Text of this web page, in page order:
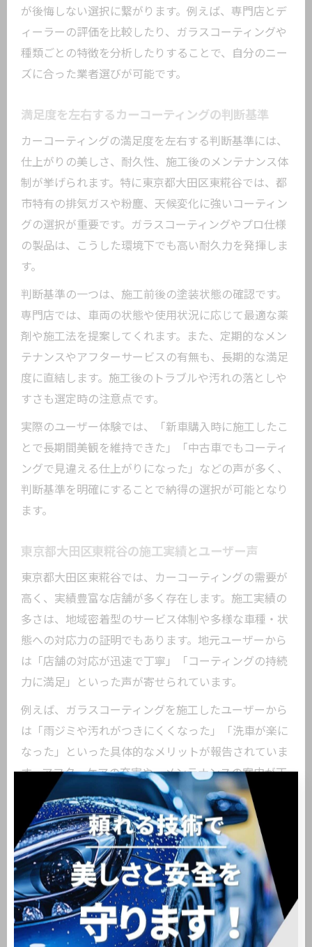
が後悔しない選択に繋がります。例えば、専門店とデ
ィーラーの評価を比較したり、ガラスコーティングや
種類ごとの特徴を分析したりすることで、自分のニー
ズに合った業者選びが可能です。
満足度を左右するカーコーティングの判断基準
カーコーティングの満足度を左右する判断基準には、
仕上がりの美しさ、耐久性、施工後のメンテナンス体
制が挙げられます。特に東京都大田区東糀谷では、都
市特有の排気ガスや粉塵、天候変化に強いコーティン
グの選択が重要です。ガラスコーティングやプロ仕様
の製品は、こうした環境下でも高い耐久力を発揮しま
す。
判断基準の一つは、施工前後の塗装状態の確認です。
専門店では、車両の状態や使用状況に応じて最適な薬
剤や施工法を提案してくれます。また、定期的なメン
テナンスやアフターサービスの有無も、長期的な満足
度に直結します。施工後のトラブルや汚れの落としや
すさも選定時の注意点です。
実際のユーザー体験では、「新車購入時に施工したこ
とで長期間美観を維持できた」「中古車でもコーティ
ングで見違える仕上がりになった」などの声が多く、
判断基準を明確にすることで納得の選択が可能となり
ます。
東京都大田区東糀谷の施工実績とユーザー声
東京都大田区東糀谷では、カーコーティングの需要が
高く、実績豊富な店舗が多く存在します。施工実績の
多さは、地域密着型のサービス体制や多様な車種・状
態への対応力の証明でもあります。地元ユーザーから
は「店舗の対応が迅速で丁寧」「コーティングの持続
力に満足」といった声が寄せられています。
例えば、ガラスコーティングを施工したユーザーから
は「雨ジミや汚れがつきにくくなった」「洗車が楽に
なった」といった具体的なメリットが報告されていま
す。アフターケアの充実や、メンテナンスの案内が丁
寧で安心できたという意見も多数見られます。
成功事例としては、新車時にコーティングを施すこと
で資産価値を高めたり、中古車でもプロの施工で見違
える仕上がりを実感できたケースが挙げられます。地
域特有の環境に配慮した施工の重要性を実感するユー
ザーが増えています。